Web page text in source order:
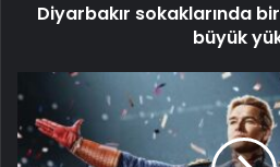
Diyarbakır sokaklarında bir
büyük